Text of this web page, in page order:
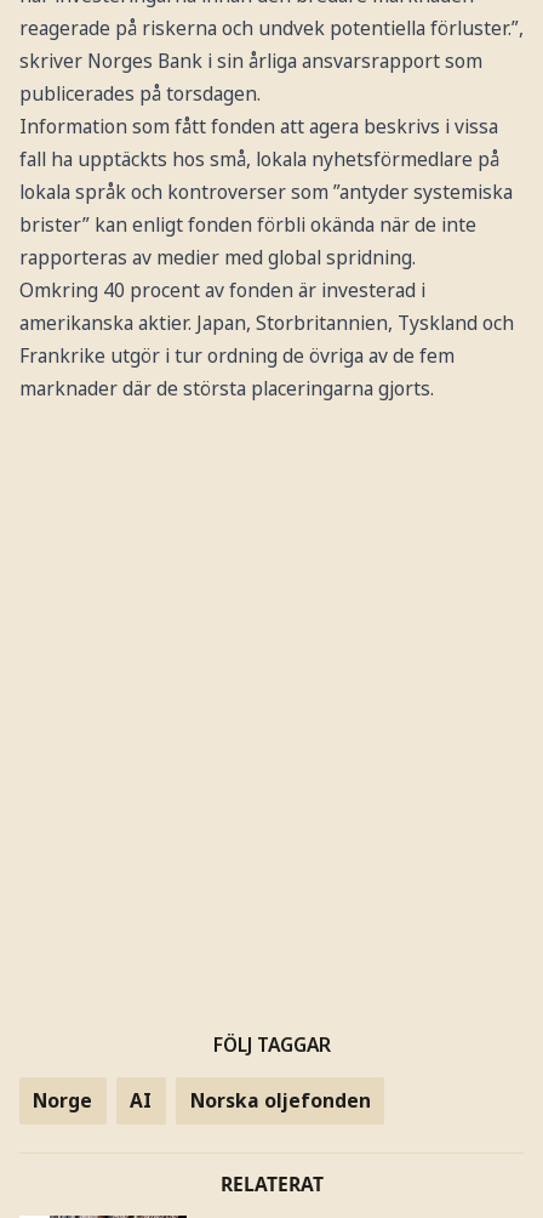
reagerade på riskerna och undvek potentiella förluster.”,
skriver Norges Bank i sin årliga ansvarsrapport som
publicerades på torsdagen.
Information som fått fonden att agera beskrivs i vissa
fall ha upptäckts hos små, lokala nyhetsförmedlare på
lokala språk och kontroverser som ”antyder systemiska
brister” kan enligt fonden förbli okända när de inte
rapporteras av medier med global spridning.
Omkring 40 procent av fonden är investerad i
amerikanska aktier. Japan, Storbritannien, Tyskland och
Frankrike utgör i tur ordning de övriga av de fem
marknader där de största placeringarna gjorts.
FÖLJ TAGGAR
Norge AI Norska oljefonden
RELATERAT